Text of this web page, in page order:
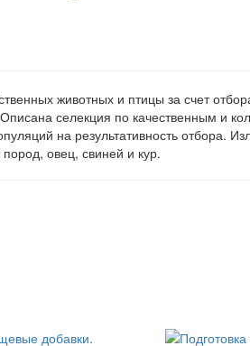
животных и птицы за счет
селекция по качественным и
на результативность отбора.
овец, свиней и кур.